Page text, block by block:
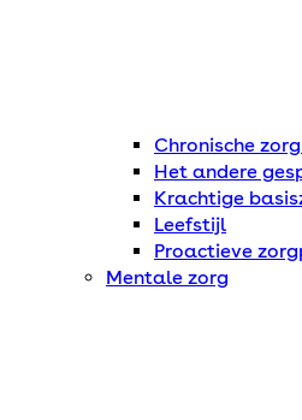
Chronische
Het andere
Krachtige
Leefstijl
Proactieve
Mentale zorg